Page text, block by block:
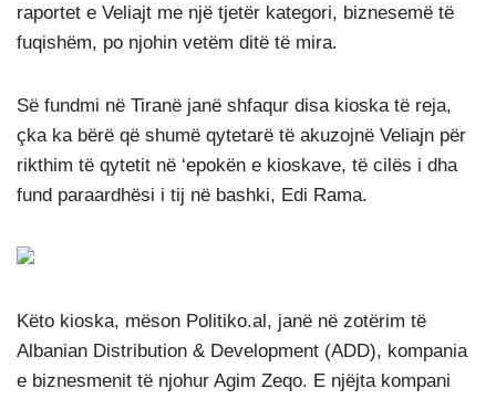
raportet e Veliajt me një tjetër kategori, biznesemë të
fuqishëm, po njohin vetëm ditë të mira.
Së fundmi në Tiranë janë shfaqur disa kioska të reja,
çka ka bërë që shumë qytetarë të akuzojnë Veliajn për
rikthim të qytetit në ‘epokën e kioskave, të cilës i dha
fund paraardhësi i tij në bashki, Edi Rama.
Këto kioska, mëson Politiko.al, janë në zotërim të
Albanian Distribution & Development (ADD), kompania
e biznesmenit të njohur Agim Zeqo. E njëjta kompani